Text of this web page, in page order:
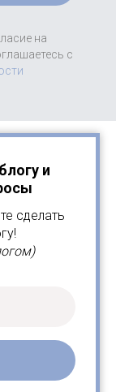
на
c
и
сделать